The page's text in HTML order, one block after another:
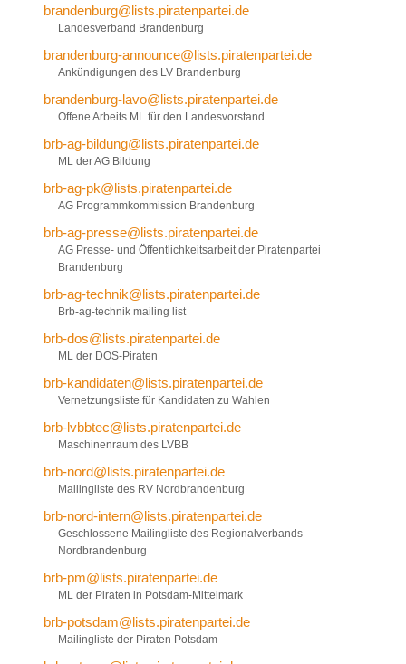
brandenburg@lists.piratenpartei.de
Landesverband Brandenburg
brandenburg-announce@lists.piratenpartei.de
Ankündigungen des LV Brandenburg
brandenburg-lavo@lists.piratenpartei.de
Offene Arbeits ML für den Landesvorstand
brb-ag-bildung@lists.piratenpartei.de
ML der AG Bildung
brb-ag-pk@lists.piratenpartei.de
AG Programmkommission Brandenburg
brb-ag-presse@lists.piratenpartei.de
AG Presse- und Öffentlichkeitsarbeit der Piratenpartei
Brandenburg
brb-ag-technik@lists.piratenpartei.de
Brb-ag-technik mailing list
brb-dos@lists.piratenpartei.de
ML der DOS-Piraten
brb-kandidaten@lists.piratenpartei.de
Vernetzungsliste für Kandidaten zu Wahlen
brb-lvbbtec@lists.piratenpartei.de
Maschinenraum des LVBB
brb-nord@lists.piratenpartei.de
Mailingliste des RV Nordbrandenburg
brb-nord-intern@lists.piratenpartei.de
Geschlossene Mailingliste des Regionalverbands
Nordbrandenburg
brb-pm@lists.piratenpartei.de
ML der Piraten in Potsdam-Mittelmark
brb-potsdam@lists.piratenpartei.de
Mailingliste der Piraten Potsdam